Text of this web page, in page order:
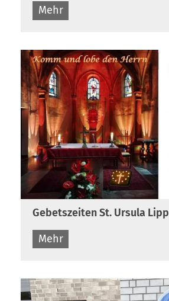
Mehr
Gebetszeiten St. Ursula Lipp
Mehr